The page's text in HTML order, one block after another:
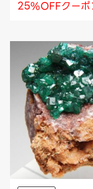
25%OFFクーポ